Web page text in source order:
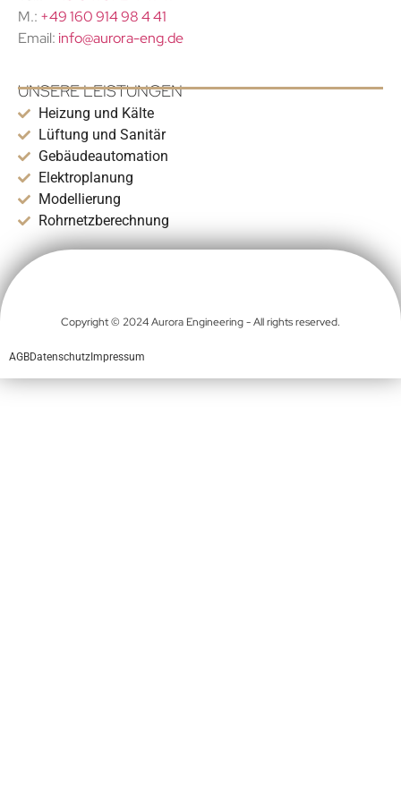
M.: +49 160 914 98 4 41
Email: info@aurora-eng.de
UNSERE LEISTUNGEN
Heizung und Kälte
Lüftung und Sanitär
Gebäudeautomation
Elektroplanung
Modellierung
Rohrnetzberechnung